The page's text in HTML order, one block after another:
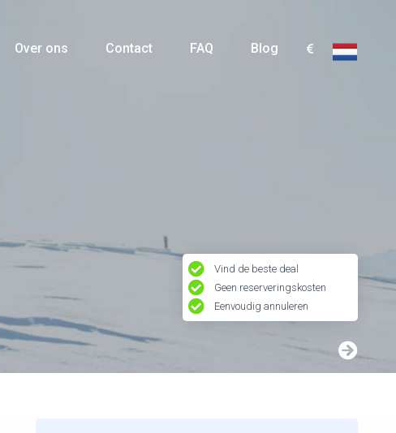
Over ons Contact FAQ Blog
Vind de beste deal
Geen reserveringskosten
Eenvoudig annuleren